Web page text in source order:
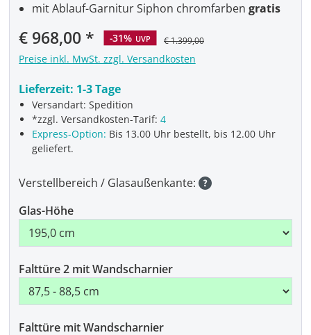
€ 968,00 -31% UVP € 1.399,00
Preise inkl. MwSt. zzgl. Versandkosten
Lieferzeit: 1-3 Tage
Versandart: Spedition
*zzgl. Versandkosten-Tarif:4
Express-Option: Bis 13.00 Uhr bestellt, bis 12.00 Uhr
geliefert.
mit Ablauf-Garnitur Siphon chromfarbengratis
Verstellbereich / Glasaußenkante:
Glas-Höhe
Falttüre 2 mit Wandscharnier
Falttüre mit Wandscharnier